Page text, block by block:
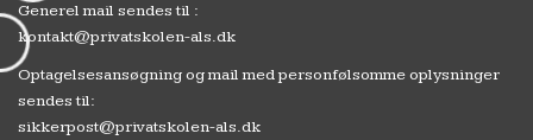
Generel mail sendes til :
kontakt@privatskolen-als.dk
Optagelsesansøgning og mail med personfølsomme oplysninger
sendes til:
sikkerpost@privatskolen-als.dk